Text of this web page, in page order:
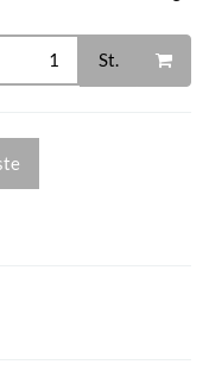
St.